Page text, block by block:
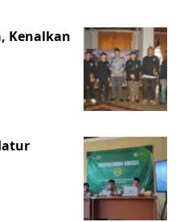
Kenalkan